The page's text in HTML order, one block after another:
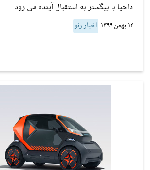
داچیا با بیگستر به استقبال آینده می رود
۱۲ بهمن ۱۳۹۹ اخبار رنو